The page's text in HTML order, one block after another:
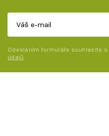
Odesláním formuláře souhlasíte s
údajů